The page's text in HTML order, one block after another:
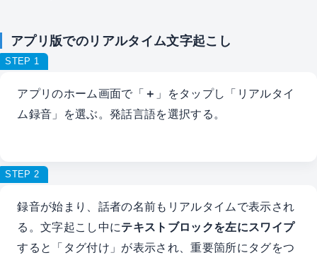
アプリ版でのリアルタイム文字起こし
STEP 1
アプリのホーム画面で「 ＋ 」をタップし「リアルタイ
ム録音」を選ぶ。発話言語を選択する。
STEP 2
録音が始まり、話者の名前もリアルタイムで表示され
る。文字起こし中にテキストブロックを左にスワイプ
すると「タグ付け」が表示され、重要箇所にタグをつ